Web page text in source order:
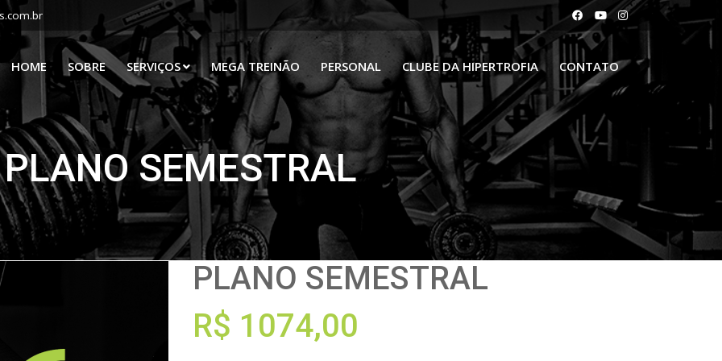
HOME SOBRE SERVIÇOS MEGA TREINÃO PERSONAL CLUBE DA HIPERTROFIA CONTATO
PLANO SEMESTRAL
PLANO SEMESTRAL
R$ 1074,00